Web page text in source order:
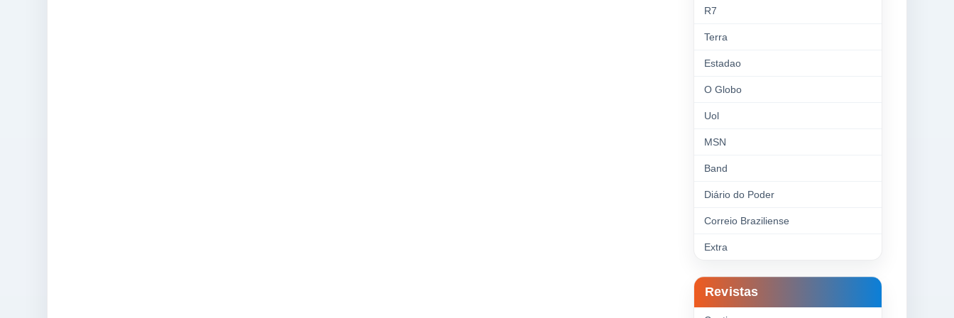
R7
Terra
Estadao
O Globo
Uol
MSN
Band
Diário do Poder
Correio Braziliense
Extra
Revistas